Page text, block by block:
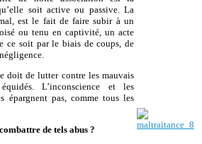
soit active ou passive. La
est le fait de faire subir à un
ou tenu en captivité, un acte
ce soit par le biais de coups, de
doit de lutter contre les mauvais
L’inconscience et les
épargnent pas, comme tous les
de tels abus ?